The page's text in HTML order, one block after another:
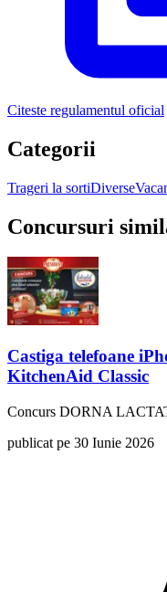
Citeste regulamentul oficial
Categorii
Trageri la sortiDiverse
Concursuri
Castiga telefoane
KitchenAid Classic
Concurs DORNA
publicat pe 30 Iunie 2026